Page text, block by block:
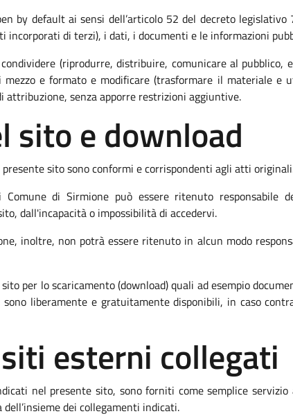
by default ai sensi dell’articolo 52 del decreto
incorporati di terzi), i dati, i documenti e le informazioni
(riprodurre, distribuire, comunicare al pubblico,
mezzo e formato e modificare (trasformare il materiale e
attribuzione, senza apporre restrizioni aggiuntive.
sito e download
sito sono conformi e corrispondenti agli atti
di Sirmione può essere ritenuto responsabile
dall'incapacità o impossibilità di accedervi.
inoltre, non potrà essere ritenuto in alcun modo
per lo scaricamento (download) quali ad esempio
sono liberamente e gratuitamente disponibili, in caso
esterni collegati
nel presente sito, sono forniti come semplice
dei collegamenti indicati.